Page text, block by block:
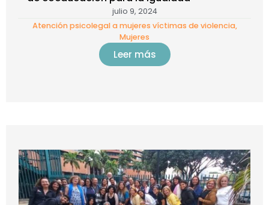
julio 9, 2024
Atención psicolegal a mujeres víctimas de violencia,
Mujeres
Leer más